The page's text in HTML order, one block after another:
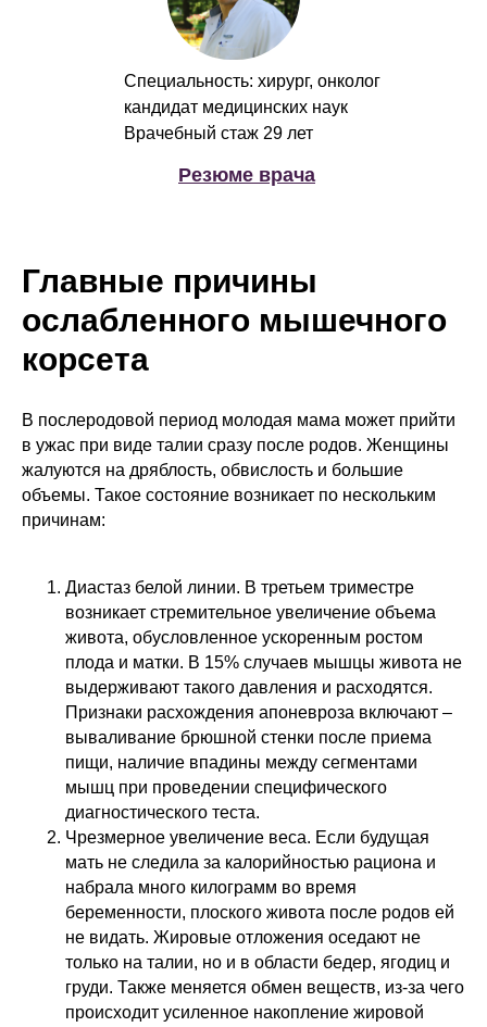
Специальность: хирург, онколог
кандидат медицинских наук
Врачебный стаж 29 лет
Резюме врача
Главные причины
ослабленного мышечного
корсета
В послеродовой период молодая мама может прийти
в ужас при виде талии сразу после родов. Женщины
жалуются на дряблость, обвислость и большие
объемы. Такое состояние возникает по нескольким
причинам:
Диастаз белой линии. В третьем триместре
возникает стремительное увеличение объема
живота, обусловленное ускоренным ростом
плода и матки. В 15% случаев мышцы живота не
выдерживают такого давления и расходятся.
Признаки расхождения апоневроза включают –
вываливание брюшной стенки после приема
пищи, наличие впадины между сегментами
мышц при проведении специфического
диагностического теста.
Чрезмерное увеличение веса. Если будущая
мать не следила за калорийностью рациона и
набрала много килограмм во время
беременности, плоского живота после родов ей
не видать. Жировые отложения оседают не
только на талии, но и в области бедер, ягодиц и
груди. Также меняется обмен веществ, из-за чего
происходит усиленное накопление жировой